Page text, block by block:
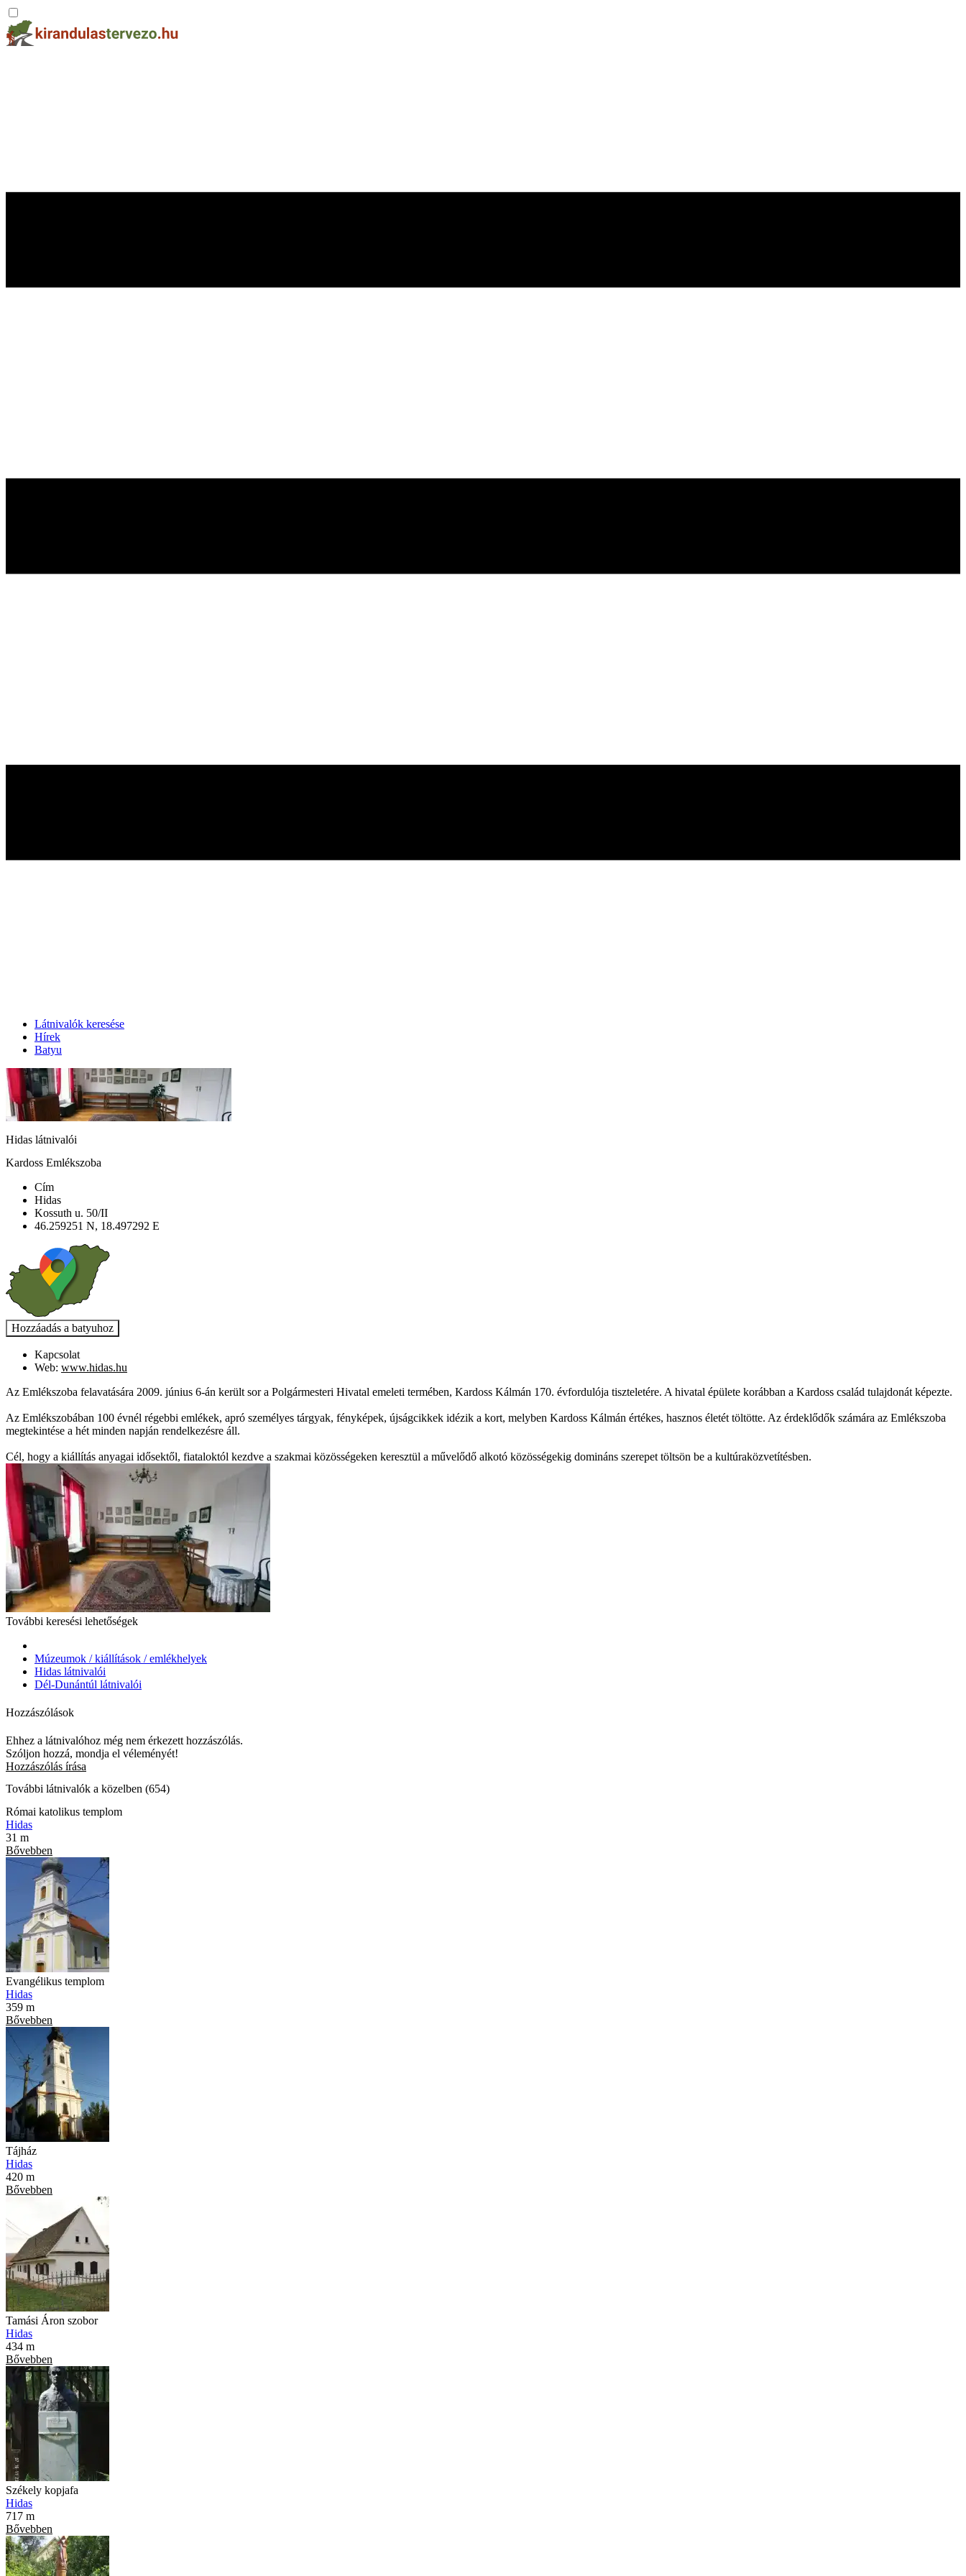
Látnivalók keresése
Hírek
Batyu
Hidas látnivalói
Kardoss Emlékszoba
Cím
Hidas
Kossuth u. 50/II
46.259251 N, 18.497292 E
Kapcsolat
Web: www.hidas.hu
Az Emlékszoba felavatására 2009. június 6-án került sor a Polgármesteri Hivatal emeleti termében, Kardoss Kálmán 170. évfordulója tiszteletére. A hivatal épülete korábban a Kardoss család tulajdonát képezte.
Az Emlékszobában 100 évnél régebbi emlékek, apró személyes tárgyak, fényképek, újságcikkek idézik a kort, melyben Kardoss Kálmán értékes, hasznos életét töltötte. Az érdeklődők számára az Emlékszoba
megtekintése a hét minden napján rendelkezésre áll.
Cél, hogy a kiállítás anyagai idősektől, fiataloktól kezdve a szakmai közösségeken keresztül a művelődő alkotó közösségekig domináns szerepet töltsön be a kultúraközvetítésben.
További keresési lehetőségek
Múzeumok / kiállítások / emlékhelyek
Hidas látnivalói
Dél-Dunántúl látnivalói
Hozzászólások
Ehhez a látnivalóhoz még nem érkezett hozzászólás.
Szóljon hozzá, mondja el véleményét!
Hozzászólás írása
További látnivalók a közelben (654)
Római katolikus templom
Hidas
31 m
Bővebben
Evangélikus templom
Hidas
359 m
Bővebben
Tájház
Hidas
420 m
Bővebben
Tamási Áron szobor
Hidas
434 m
Bővebben
Székely kopjafa
Hidas
717 m
Bővebben